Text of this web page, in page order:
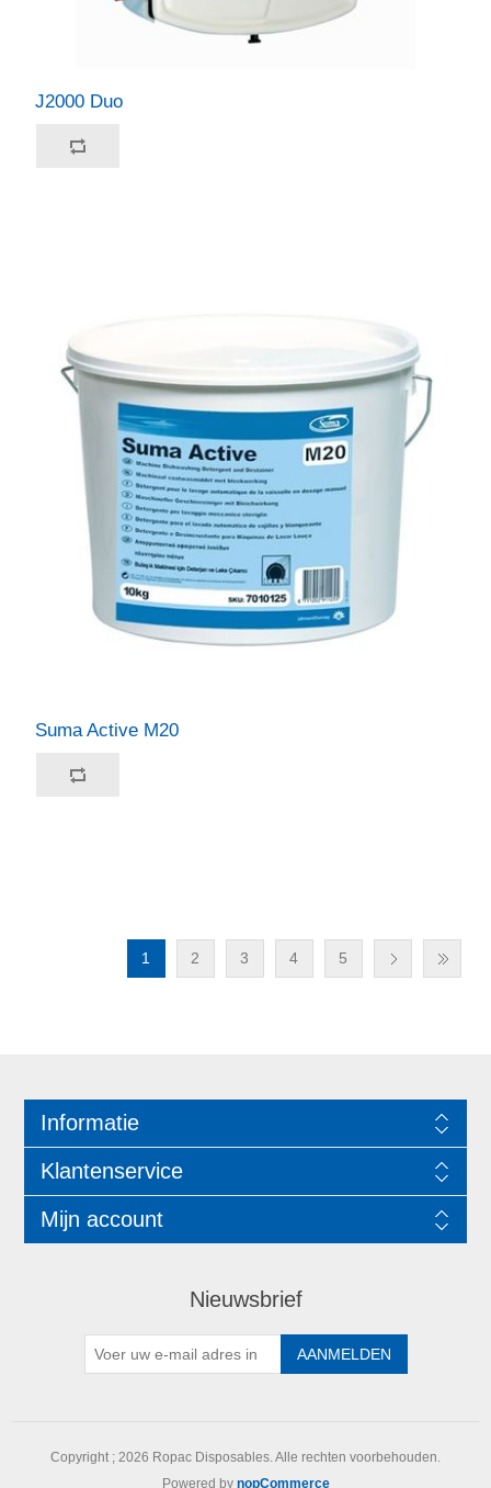
J2000 Duo
Suma Active M20
1 2 3 4 5
Informatie
Klantenservice
Mijn account
Nieuwsbrief
Copyright ; 2026 Ropac Disposables. Alle rechten voorbehouden.
Powered by nopCommerce